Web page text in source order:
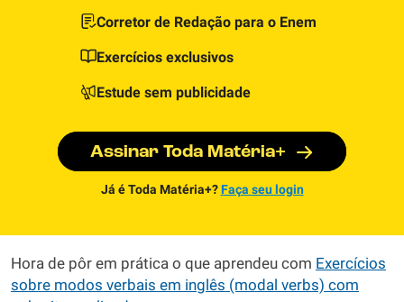
Corretor de Redação para o Enem
Exercícios exclusivos
Estude sem publicidade
Assinar Toda Matéria+
Já é Toda Matéria+? Faça seu login
Hora de pôr em prática o que aprendeu com Exercícios
sobre modos verbais em inglês (modal verbs) com